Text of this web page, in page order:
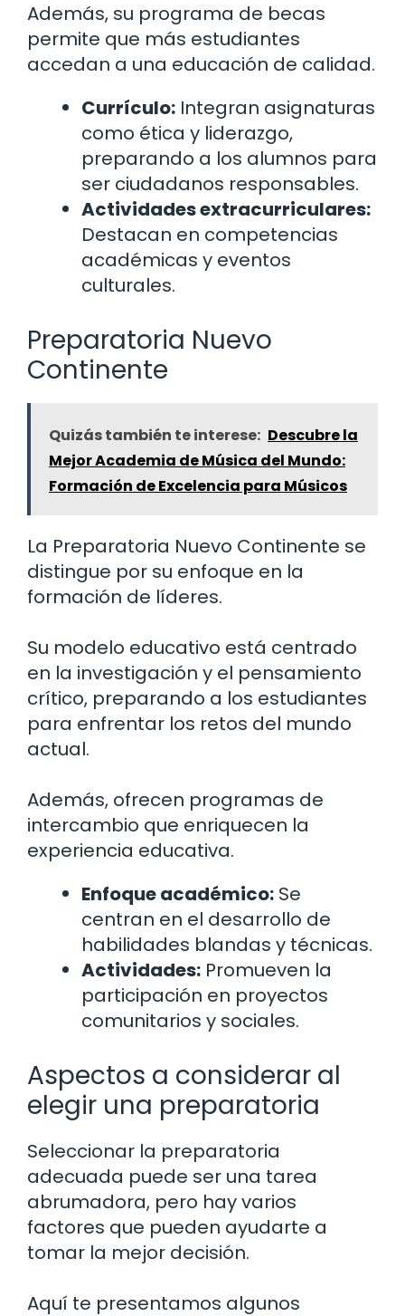
Además, su programa de becas
permite que más estudiantes
accedan a una educación de calidad.
Currículo: Integran asignaturas
como ética y liderazgo,
preparando a los alumnos para
ser ciudadanos responsables.
Actividades extracurriculares:
Destacan en competencias
académicas y eventos
culturales.
Preparatoria Nuevo
Continente
Quizás también te interese: Descubre la
Mejor Academia de Música del Mundo:
Formación de Excelencia para Músicos
La Preparatoria Nuevo Continente se
distingue por su enfoque en la
formación de líderes.
Su modelo educativo está centrado
en la investigación y el pensamiento
crítico, preparando a los estudiantes
para enfrentar los retos del mundo
actual.
Además, ofrecen programas de
intercambio que enriquecen la
experiencia educativa.
Enfoque académico: Se
centran en el desarrollo de
habilidades blandas y técnicas.
Actividades: Promueven la
participación en proyectos
comunitarios y sociales.
Aspectos a considerar al
elegir una preparatoria
Seleccionar la preparatoria
adecuada puede ser una tarea
abrumadora, pero hay varios
factores que pueden ayudarte a
tomar la mejor decisión.
Aquí te presentamos algunos